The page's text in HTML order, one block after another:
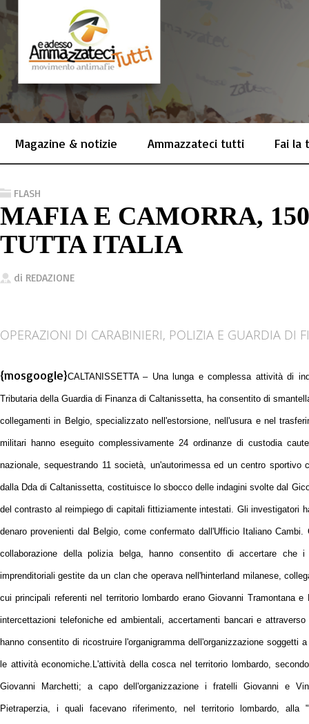
Magazine & notizie Ammazzateci tutti Fai la
FLASH
MAFIA E CAMORRA,
TUTTA ITALIA
di REDAZIONE
OPERAZIONI DI CARABINIERI, POLIZIA E GUARDIA DI
{mosgoogle}CALTANISSETTA – Una lunga e complessa attività di
Tributaria della Guardia di Finanza di Caltanissetta, ha consentito di
collegamenti in Belgio, specializzato nell'estorsione, nell'usura e nel
militari hanno eseguito complessivamente 24 ordinanze di custodia
nazionale, sequestrando 11 società, un'autorimessa ed un centro sportivo
dalla Dda di Caltanissetta, costituisce lo sbocco delle indagini svolte dal
del contrasto al reimpiego di capitali fittiziamente intestati. Gli investigatori
denaro provenienti dal Belgio, come confermato dall'Ufficio Italiano
collaborazione della polizia belga, hanno consentito di accertare che
imprenditoriali gestite da un clan che operava nell'hinterland milanese,
cui principali referenti nel territorio lombardo erano Giovanni Tramontana
intercettazioni telefoniche ed ambientali, accertamenti bancari e
hanno consentito di ricostruire l'organigramma dell'organizzazione soggetti
le attività economiche. L'attività della cosca nel territorio lombardo,
Giovanni Marchetti; a capo dell'organizzazione i fratelli Giovanni e
Pietraperzia, i quali facevano riferimento, nel territorio lombardo, alla